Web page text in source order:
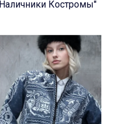
Наличники Костромы"